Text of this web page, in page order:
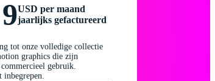
USD per maand
jaarlijks gefactureerd
tot onze volledige collectie
graphics die zijn
gebruik.